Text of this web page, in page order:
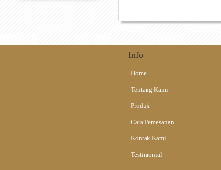
Info
Home
Tentang Kami
Produk
Cara Pemesanan
Kontak Kami
Testimonial